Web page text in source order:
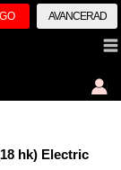
GO AVANCERAD
hk) Electric